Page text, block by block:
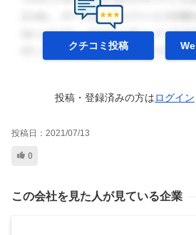
クチコミ投稿
投稿・登録済みの方はログイン
投稿日： 2021/07/13
0
この会社を見た人が見ている企業